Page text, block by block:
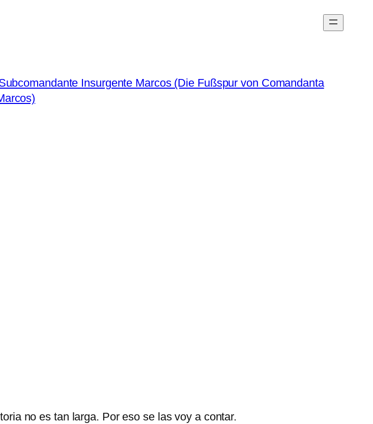
Insurgente Marcos (Die Fußspur von Comandanta
no es tan larga. Por eso se las voy a contar.